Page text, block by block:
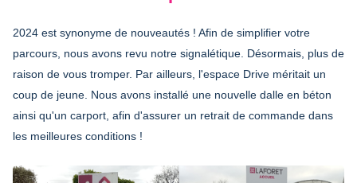
2024 est synonyme de nouveautés ! Afin de simplifier votre
parcours, nous avons revu notre signalétique. Désormais, plus de
raison de vous tromper. Par ailleurs, l'espace Drive méritait un
coup de jeune. Nous avons installé une nouvelle dalle en béton
ainsi qu'un carport, afin d'assurer un retrait de commande dans
les meilleures conditions !